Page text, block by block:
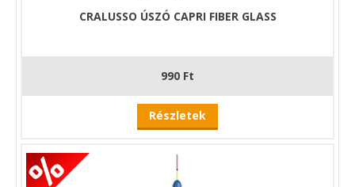
CRALUSSO ÚSZÓ CAPRI FIBER GLASS
990 Ft
Részletek